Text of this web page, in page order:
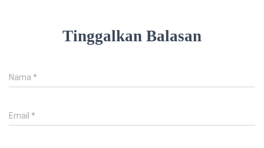
Tinggalkan Balasan
Nama *
Email *